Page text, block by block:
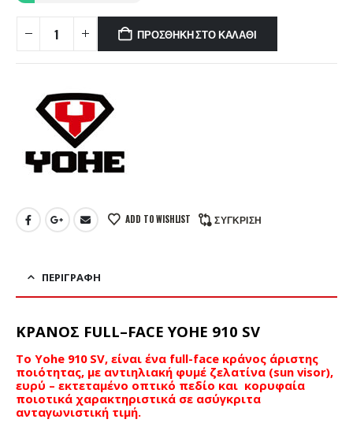
ΠΡΟΣΘΉΚΗ ΣΤΟ ΚΑΛΆΘΙ
ADD TO WISHLIST ΣΎΓΚΡΙΣΗ
ΠΕΡΙΓΡΑΦΉ
ΚΡΑΝΟΣ FULL–FACE YOHE 910 SV
Το Yohe 910 SV, είναι ένα full-face κράνος άριστης
ποιότητας, με αντιηλιακή φυμέ ζελατίνα (sun visor),
ευρύ – εκτεταμένο οπτικό πεδίο και κορυφαία
ποιοτικά χαρακτηριστικά σε ασύγκριτα
ανταγωνιστική τιμή.